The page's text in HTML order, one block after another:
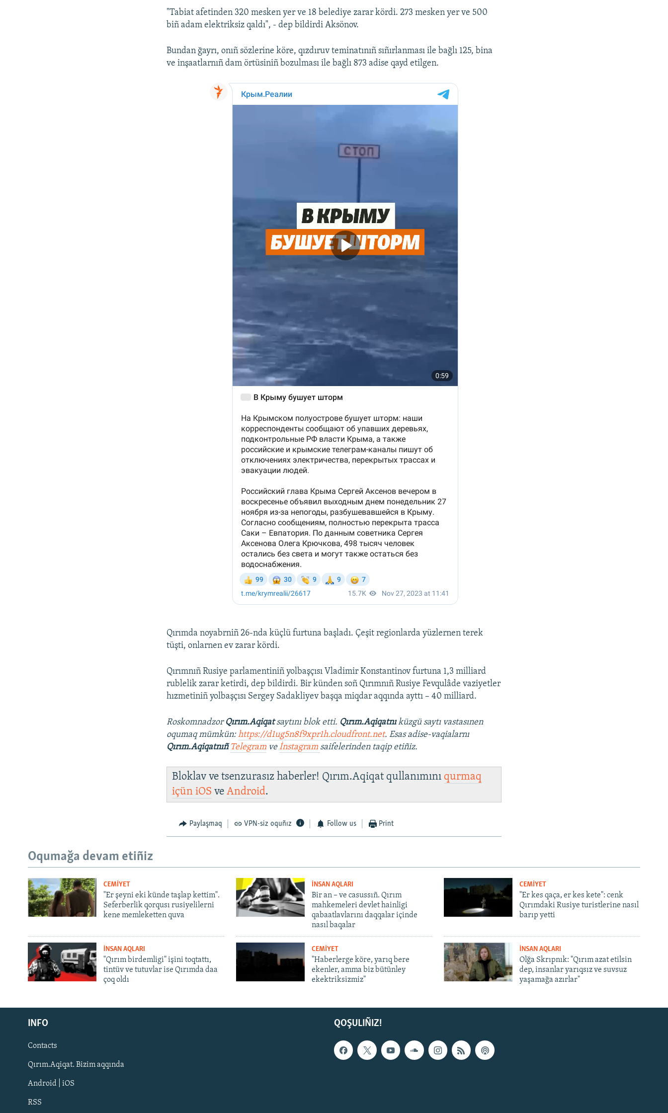
Русский
Українською
QOŞULIÑIZ!
"Tabiat afetinden 320 mesken yer ve 18 belediye zarar kördi. 273 mesken yer ve 500
biñ adam elektriksiz qaldı", - dep bildirdi Aksönov.
Bundan ğayrı, onıñ sözlerine köre, qızdıruv teminatınıñ sıñırlanması ile bağlı 125, bina
ve inşaatlarnıñ dam örtüsiniñ bozulması ile bağlı 873 adise qayd etilgen.
Qırımda noyabrniñ 26-nda küçlü furtuna başladı. Çeşit regionlarda yüzlernen terek
tüşti, onlarnen ev zarar kördi.
Qırımnıñ Rusiye parlamentiniñ yolbaşçısı Vladimir Konstantinov furtuna 1,3 milliard
rublelik zarar ketirdi, dep bildirdi. Bir künden soñ Qırımnıñ Rusiye Fevqulâde vaziyetler
hızmetiniñ yolbaşçısı Sergey Sadakliyev başqa miqdar aqqında ayttı – 40 milliard.
Roskomnadzor Qırım.Aqiqatsaytını blok etti. Qırım.Aqiqatnıküzgü saytı vastasınen
oqumaq mümkün:https://d1ug5n8f9xpr1h.cloudfront.net. Esas adise-vaqialarnı
Qırım.Aqiqatnıñ Telegram veİnstagram saifelerinden taqip etiñiz.
Bloklav ve tsenzurasız haberler! Qırım.Aqiqat qullanımını qurmaq
içüniOS veAndroid.
Paylaşmaq VPN-siz oquñız Follow us Print
Oqumağa devam etiñiz
CEMİYET
"Er şeyni eki künde taşlap kettim".
Seferberlik qorqusı rusiyelilerni
kene memleketten quva
İNSAN AQLARI
Bir an – ve casussıñ. Qırım
mahkemeleri devlet hainligi
qabaatlavlarını daqqalar içinde
nasıl baqalar
CEMİYET
"Er kes qaça, er kes kete": cenk
Qırımdaki Rusiye turistlerine nasıl
barıp yetti
İNSAN AQLARI
"Qırım birdemligi" işini toqtattı,
tintüv ve tutuvlar ise Qırımda daa
çoq oldı
CEMİYET
"Haberlerge köre, yarıq bere
ekenler, amma biz bütünley
ekektriksizmiz"
İNSAN AQLARI
Olğa Skrıpnık: "Qırım azat etilsin
dep, insanlar yarıqsız ve suvsuz
yaşamağa azırlar"
QOŞULIÑIZ!
INFO
Contacts
Qırım.Aqiqat. Bizim aqqında
Android | iOS
RSS